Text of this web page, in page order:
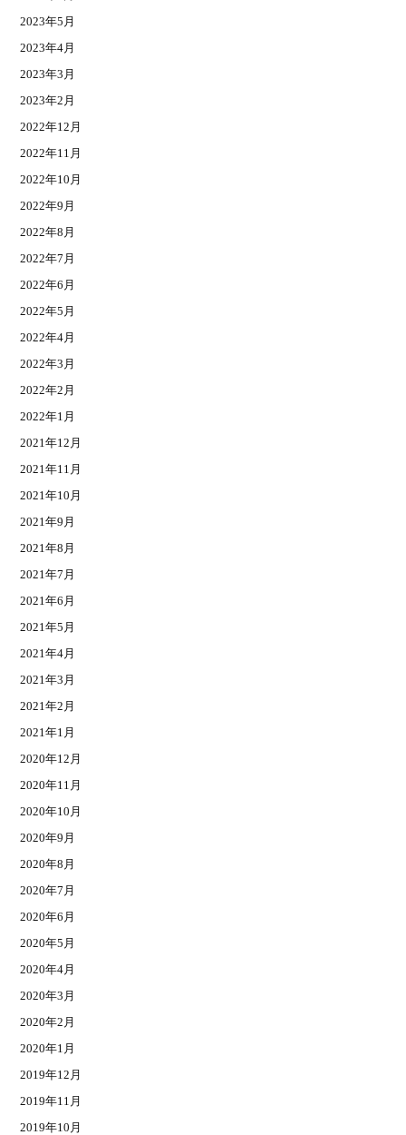
2023年5月
2023年4月
2023年3月
2023年2月
2022年12月
2022年11月
2022年10月
2022年9月
2022年8月
2022年7月
2022年6月
2022年5月
2022年4月
2022年3月
2022年2月
2022年1月
2021年12月
2021年11月
2021年10月
2021年9月
2021年8月
2021年7月
2021年6月
2021年5月
2021年4月
2021年3月
2021年2月
2021年1月
2020年12月
2020年11月
2020年10月
2020年9月
2020年8月
2020年7月
2020年6月
2020年5月
2020年4月
2020年3月
2020年2月
2020年1月
2019年12月
2019年11月
2019年10月